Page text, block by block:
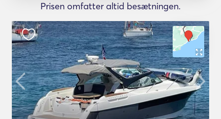
Prisen omfatter altid besætningen.